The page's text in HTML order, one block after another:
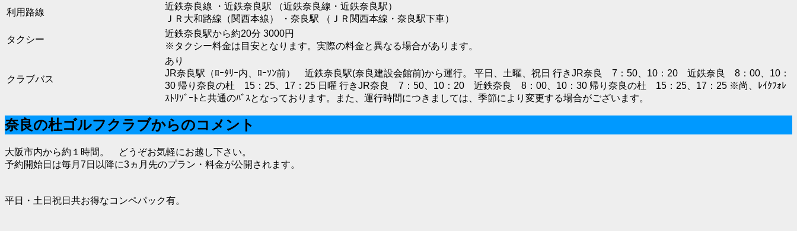
利用路線
近鉄奈良線 ・近鉄奈良駅 （近鉄奈良線・近鉄奈良駅）
ＪＲ大和路線（関西本線） ・奈良駅 （ＪＲ関西本線・奈良駅下車）
タクシー
近鉄奈良駅から約20分 3000円
※タクシー料金は目安となります。実際の料金と異なる場合があります。
クラブバス
あり
JR奈良駅（ﾛｰﾀﾘｰ内、ﾛｰｿﾝ前） 近鉄奈良駅(奈良建設会館前)から運行。 平日、土曜、祝日 行きJR奈良 7：50、10：20 近鉄奈良 8：00、10：
30 帰り奈良の杜 15：25、17：25 日曜 行きJR奈良 7：50、10：20 近鉄奈良 8：00、10：30 帰り奈良の杜 15：25、17：25 ※尚、ﾚｲｸﾌｫﾚ
ｽﾄﾘｿﾞｰﾄと共通のﾊﾞｽとなっております。また、運行時間につきましては、季節により変更する場合がございます。
奈良の杜ゴルフクラブからのコメント
大阪市内から約１時間。 どうぞお気軽にお越し下さい。
予約開始日は毎月7日以降に3ヵ月先のプラン・料金が公開されます。
平日・土日祝日共お得なコンペパック有。